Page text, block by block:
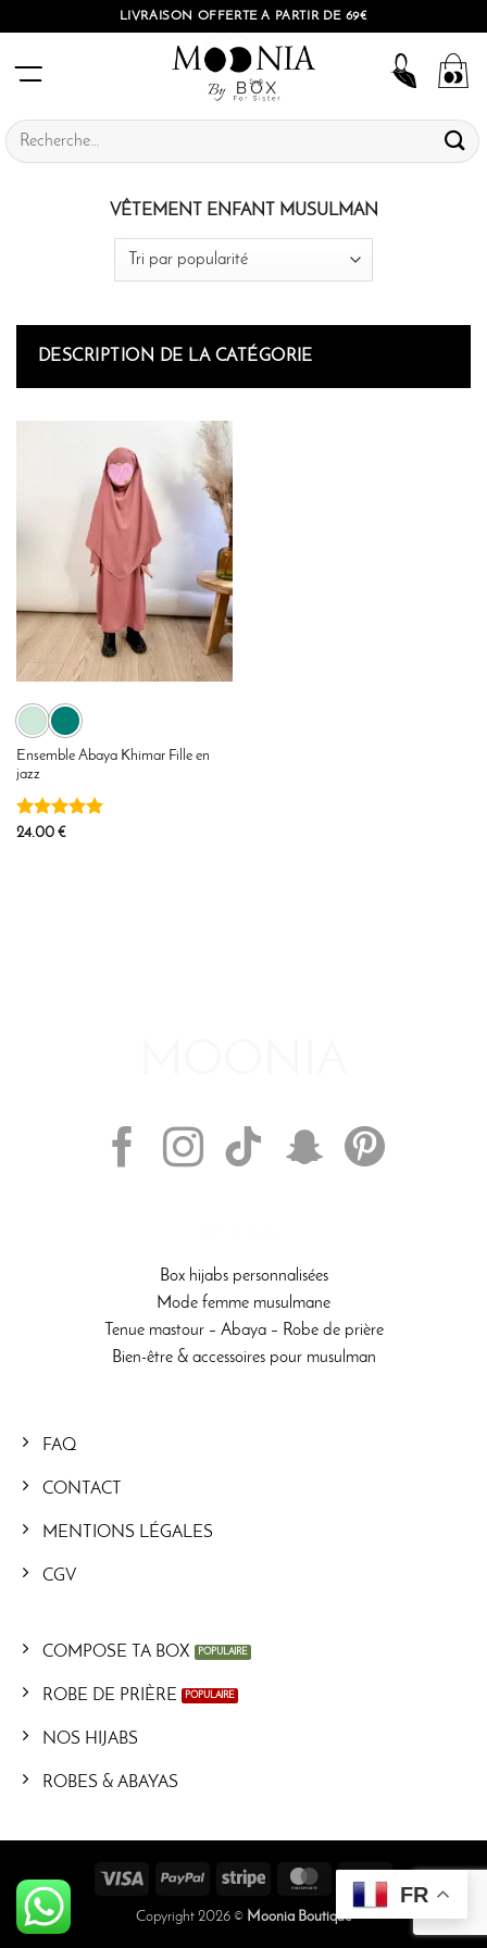
contenu
LIVRAISON OFFERTE À PARTIR DE 69€
Recherche
pour :
VÊTEMENT ENFANT MUSULMAN
DESCRIPTION DE LA CATÉGORIE
Ensemble Abaya Khimar Fille en
jazz
Note5
24.00 €
Box hijabs personnalisées
Mode femme musulmane
Tenue mastour – Abaya – Robe de prière
Bien-être & accessoires pour musulman
FAQ
CONTACT
MENTIONS LÉGALES
CGV
COMPOSE TA BOX
ROBE DE PRIÈRE
NOS HIJABS
ROBES & ABAYAS
Visa PayPal Stripe
On
Copyright 2026 © Moonia Boutique
FR